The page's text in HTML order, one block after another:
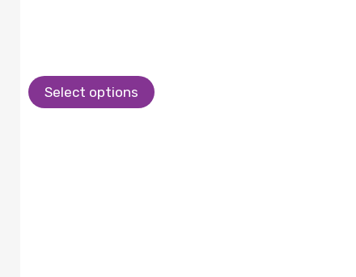
Select options